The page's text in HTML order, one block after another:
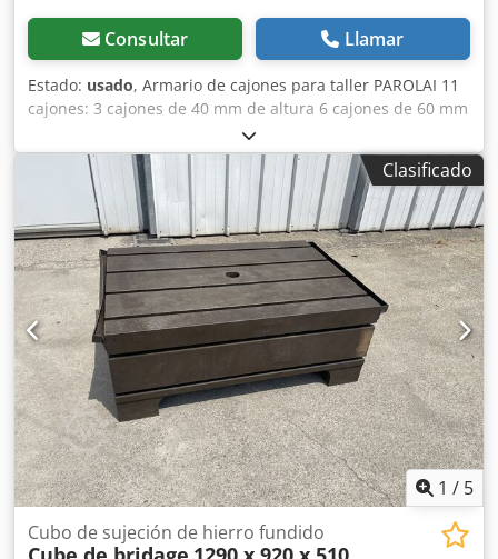
Consultar Llamar
Estado: usado, Armario de cajones para taller PAROLAI 11
cajones: 3 cajones de 40 mm de altura 6 cajones de 60 mm
de altura 1 cajón de 150 mm de altura 1 cajón de 90 mm
de altura Dimensiones (L x An x Al): 910 x 720 x 1110 mm
Peso: aprox. 150 kg Csdpfszmxttjx Anujrf
Clasificado
1 / 5
Cubo de sujeción de hierro fundido